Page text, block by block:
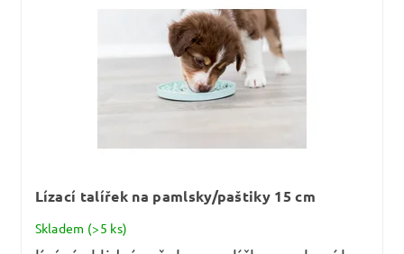
Lízací talířek na pamlsky/paštiky 15 cm
Skladem (>5 ks)